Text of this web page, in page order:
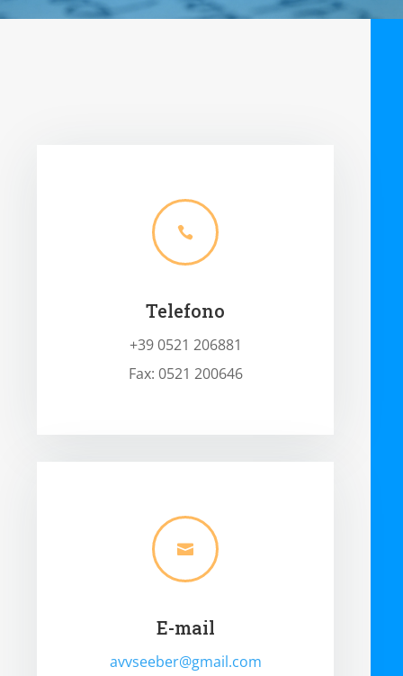

Telefono
+39 0521 206881
Fax: 0521 200646

E-mail
avvseeber@gmail.com